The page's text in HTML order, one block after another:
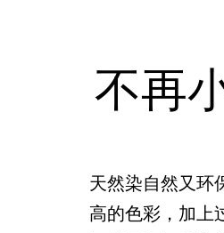
不再
天然染自然又环
高的色彩，加上